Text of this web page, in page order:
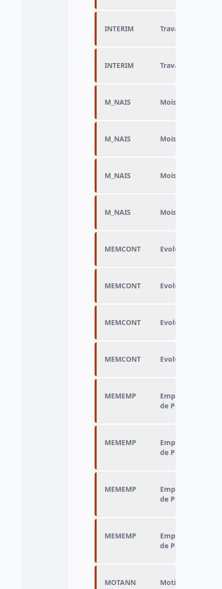
INTERIM Travail en intérim
INTERIM Travail en intérim
M_NAIS Mois de naissance
M_NAIS Mois de naissance
M_NAIS Mois de naissance
M_NAIS Mois de naissance
MEMCONT Evolution du
MEMCONT Evolution du
MEMCONT Evolution du
MEMCONT Evolution du
MEMEMP
Emploi identique
de Pôle emploi
MEMEMP
Emploi identique
de Pôle emploi
MEMEMP
Emploi identique
de Pôle emploi
MEMEMP
Emploi identique
de Pôle emploi
MOTANN Motif de sortie